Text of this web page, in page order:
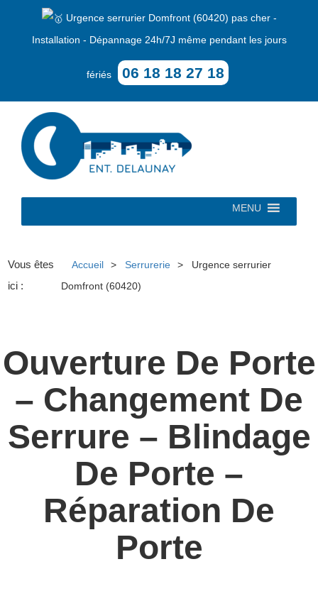
Urgence serrurier Domfront (60420) pas cher -
Installation - Dépannage 24h/7J même pendant les jours
fériés 06 18 18 27 18
MENU
Vous êtes
ici :
Accueil Serrurerie
Urgence serrurier
Domfront (60420)
Ouverture De Porte
– Changement De
Serrure – Blindage
De Porte –
Réparation De
Porte